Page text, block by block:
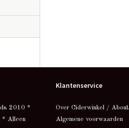
2010 *
* Alleen
Klantenservice
Over Ciderwinkel / About
Algemene voorwaarden